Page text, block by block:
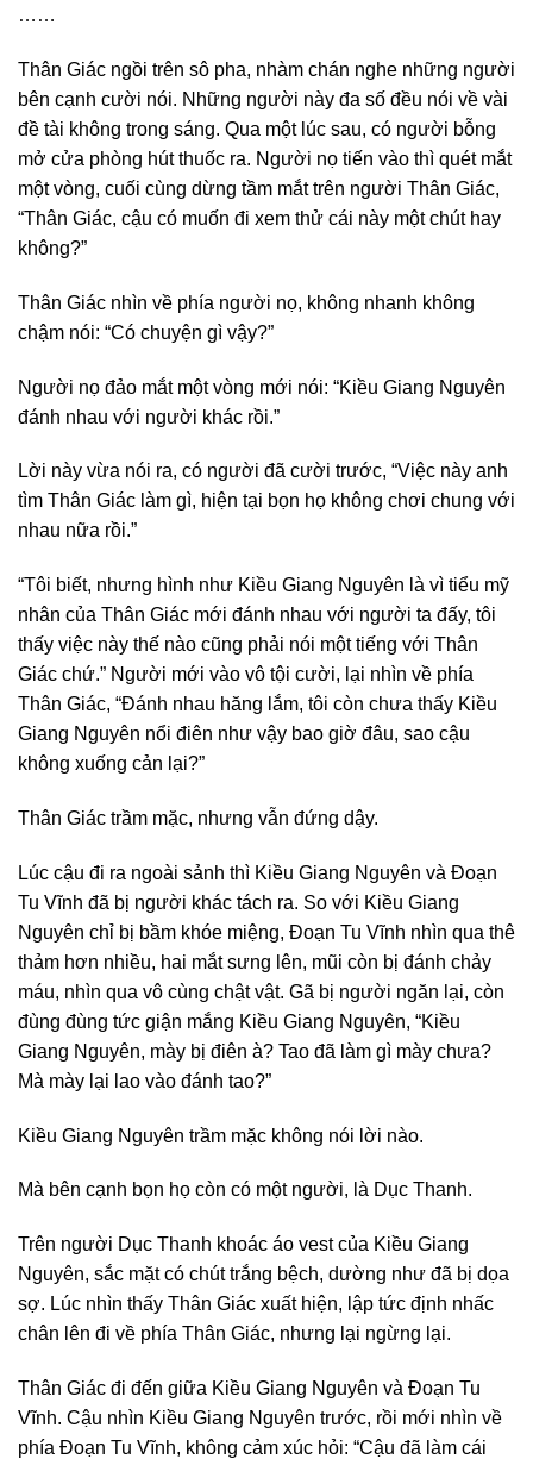
……
Thân Giác ngồi trên sô pha, nhàm chán nghe những người
bên cạnh cười nói. Những người này đa số đều nói về vài
đề tài không trong sáng. Qua một lúc sau, có người bỗng
mở cửa phòng hút thuốc ra. Người nọ tiến vào thì quét mắt
một vòng, cuối cùng dừng tầm mắt trên người Thân Giác,
“Thân Giác, cậu có muốn đi xem thử cái này một chút hay
không?”
Thân Giác nhìn về phía người nọ, không nhanh không
chậm nói: “Có chuyện gì vậy?”
Người nọ đảo mắt một vòng mới nói: “Kiều Giang Nguyên
đánh nhau với người khác rồi.”
Lời này vừa nói ra, có người đã cười trước, “Việc này anh
tìm Thân Giác làm gì, hiện tại bọn họ không chơi chung với
nhau nữa rồi.”
“Tôi biết, nhưng hình như Kiều Giang Nguyên là vì tiểu mỹ
nhân của Thân Giác mới đánh nhau với người ta đấy, tôi
thấy việc này thế nào cũng phải nói một tiếng với Thân
Giác chứ.” Người mới vào vô tội cười, lại nhìn về phía
Thân Giác, “Đánh nhau hăng lắm, tôi còn chưa thấy Kiều
Giang Nguyên nổi điên như vậy bao giờ đâu, sao cậu
không xuống cản lại?”
Thân Giác trầm mặc, nhưng vẫn đứng dậy.
Lúc cậu đi ra ngoài sảnh thì Kiều Giang Nguyên và Đoạn
Tu Vĩnh đã bị người khác tách ra. So với Kiều Giang
Nguyên chỉ bị bầm khóe miệng, Đoạn Tu Vĩnh nhìn qua thê
thảm hơn nhiều, hai mắt sưng lên, mũi còn bị đánh chảy
máu, nhìn qua vô cùng chật vật. Gã bị người ngăn lại, còn
đùng đùng tức giận mắng Kiều Giang Nguyên, “Kiều
Giang Nguyên, mày bị điên à? Tao đã làm gì mày chưa?
Mà mày lại lao vào đánh tao?”
Kiều Giang Nguyên trầm mặc không nói lời nào.
Mà bên cạnh bọn họ còn có một người, là Dục Thanh.
Trên người Dục Thanh khoác áo vest của Kiều Giang
Nguyên, sắc mặt có chút trắng bệch, dường như đã bị dọa
sợ. Lúc nhìn thấy Thân Giác xuất hiện, lập tức định nhấc
chân lên đi về phía Thân Giác, nhưng lại ngừng lại.
Thân Giác đi đến giữa Kiều Giang Nguyên và Đoạn Tu
Vĩnh. Cậu nhìn Kiều Giang Nguyên trước, rồi mới nhìn về
phía Đoạn Tu Vĩnh, không cảm xúc hỏi: “Cậu đã làm cái